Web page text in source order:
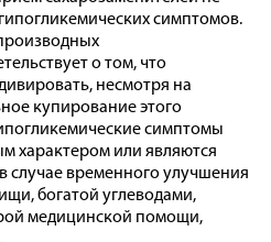
симптомов.
о том, что
несмотря на
купирование этого
симптомы
характером или являются
временного улучшения
богатой углеводами,
медицинской помощи,